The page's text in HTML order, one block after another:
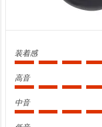
装着感
高音
中音